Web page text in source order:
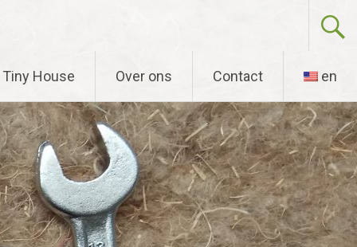
Tiny House Over ons Contact en